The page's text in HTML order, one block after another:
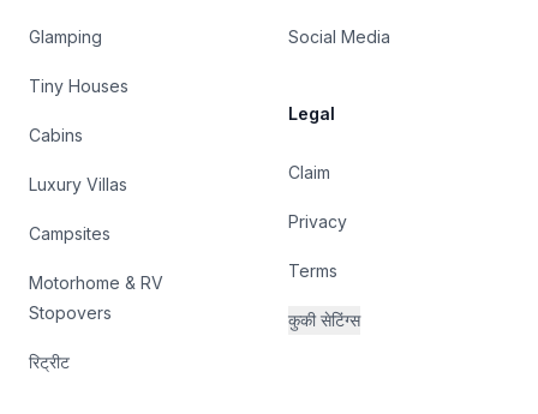
Glamping
Tiny Houses
Cabins
Luxury Villas
Campsites
Motorhome & RV
Stopovers
रिट्रीट
Social Media
Legal
Claim
Privacy
Terms
कुकी सेटिंग्स